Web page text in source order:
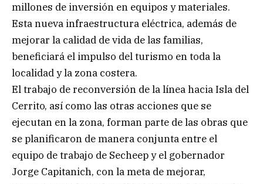
millones de inversión en equipos y materiales.
Esta nueva infraestructura eléctrica, además de
mejorar la calidad de vida de las familias,
beneficiará el impulso del turismo en toda la
localidad y la zona costera.
El trabajo de reconversión de la línea hacia Isla del
Cerrito, así como las otras acciones que se
ejecutan en la zona, forman parte de las obras que
se planificaron de manera conjunta entre el
equipo de trabajo de Secheep y el gobernador
Jorge Capitanich, con la meta de mejorar,